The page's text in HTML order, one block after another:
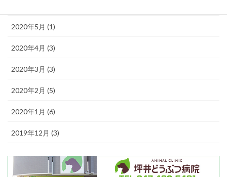
2020年5月 (1)
2020年4月 (3)
2020年3月 (3)
2020年2月 (5)
2020年1月 (6)
2019年12月 (3)